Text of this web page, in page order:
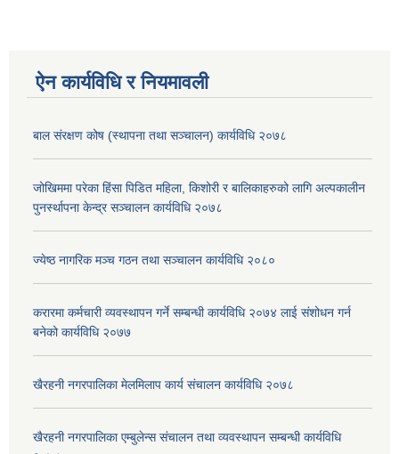
ऐन कार्यविधि र नियमावली
बाल संरक्षण कोष (स्थापना तथा सञ्चालन) कार्यविधि २०७८
जोखिममा परेका हिंसा पिडित महिला, किशोरी र बालिकाहरुको लागि अल्पकालीन
पुनर्स्थापना केन्द्र सञ्चालन कार्यविधि २०७८
ज्येष्ठ नागरिक मञ्च गठन तथा सञ्चालन कार्यविधि २०८०
करारमा कर्मचारी व्यवस्थापन गर्ने सम्बन्धी कार्यविधि २०७४ लाई संशोधन गर्न
बनेको कार्यविधि २०७७
खैरहनी नगरपालिका मेलमिलाप कार्य संचालन कार्यविधि २०७८
खैरहनी नगरपालिका एम्बुलेन्स संचालन तथा व्यवस्थापन सम्बन्धी कार्यविधि